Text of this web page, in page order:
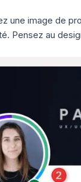
une image de
Pensez au